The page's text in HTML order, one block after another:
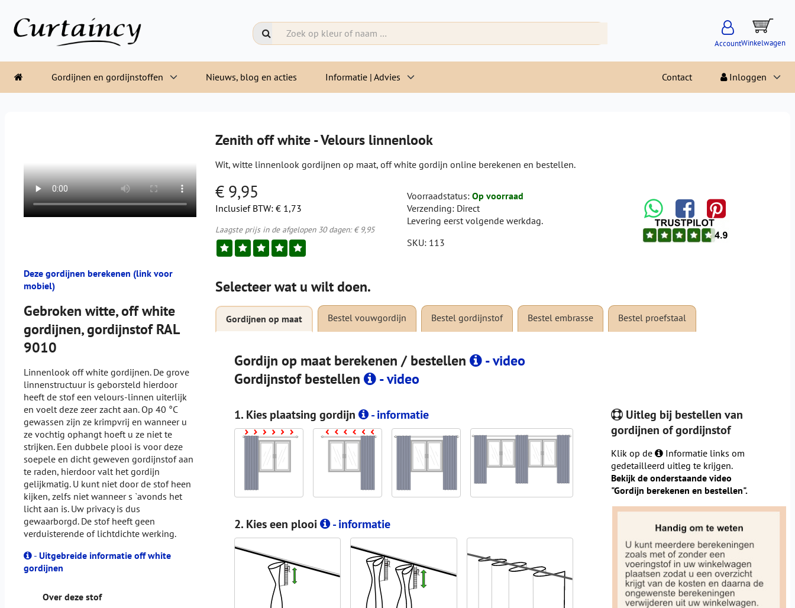
AccountWinkelwagen
Gordijnen en gordijnstoffen Nieuws, blog en acties Informatie | Advies Contact Inloggen
Deze gordijnen berekenen (link voor
mobiel)
Gebroken witte, off white
gordijnen, gordijnstof RAL
9010
Linnenlook off white gordijnen. De grove
linnenstructuur is geborsteld hierdoor
heeft de stof een velours-linnen uiterlijk
en voelt deze zeer zacht aan. Op 40 °C
gewassen zijn ze krimpvrij en wanneer u
ze vochtig ophangt hoeft u ze niet te
strijken. Een dubbele plooi is voor deze
soepele en dicht geweven gordijnstof aan
te raden, hierdoor valt het gordijn
gelijkmatig. U kunt niet door de stof heen
kijken, zelfs niet wanneer s `avonds het
licht aan is. Uw privacy is dus
gewaarborgd. De stof heeft geen
verduisterende of lichtdichte werking.
- Uitgebreide informatie off white
gordijnen
Over deze stof
Zenith off white - Velours linnenlook
Wit, witte linnenlook gordijnen op maat, off white gordijn online berekenen en bestellen.
€ 9,95
Inclusief BTW: € 1,73
Laagste prijs in de afgelopen 30 dagen:€ 9,95
Voorraadstatus: Op voorraad
Verzending: Direct
Levering eerst volgende werkdag.
SKU: 113
Selecteer wat u wilt doen.
Gordijnen op maat Bestel vouwgordijn Bestel gordijnstof Bestel embrasse Bestel proefstaal
Gordijn op maat berekenen / bestellen
- video
Gordijnstof bestellen
- video
1. Kies plaatsing gordijn - informatie
2. Kies een plooi - informatie
Uitleg bij bestellen van
gordijnen of gordijnstof
Klik op de
Informatie links om
gedetailleerd uitleg te krijgen.
Bekijk de onderstaande video
"Gordijn berekenen en bestellen".